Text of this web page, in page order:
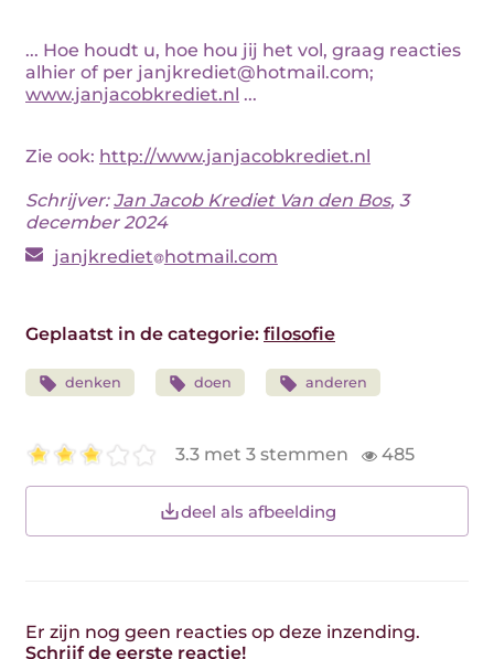
... Hoe houdt u, hoe hou jij het vol, graag reacties
alhier of per janjkrediet@hotmail.com;
www.janjacobkrediet.nl ...
Zie ook: http://www.janjacobkrediet.nl
Schrijver:Jan Jacob Krediet Van den Bos, 3
december 2024
janjkrediet hotmail.com
Geplaatst in de categorie: filosofie
denken doen anderen
3.3 met 3 stemmen 485
deel als afbeelding
Er zijn nog geen reacties op deze inzending.
Schrijf de eerste reactie!